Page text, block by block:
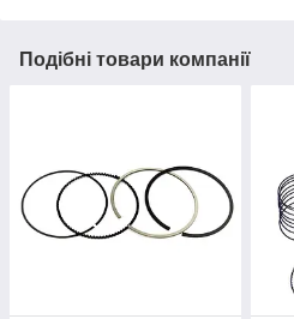
Подібні товари компанії